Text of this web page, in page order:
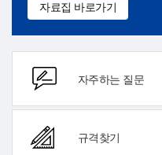
자료집 바로가기
자주하는 질문
규격찾기